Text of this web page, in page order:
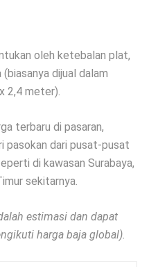
oleh ketebalan plat,
(biasanya dijual dalam
2,4 meter).
terbaru di pasaran,
pasokan dari pusat-pusat
di kawasan Surabaya,
sekitarnya.
estimasi dan dapat
harga baja global).